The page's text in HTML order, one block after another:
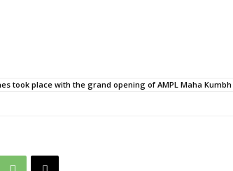
took place with the grand opening of AMPL Maha Kumbh